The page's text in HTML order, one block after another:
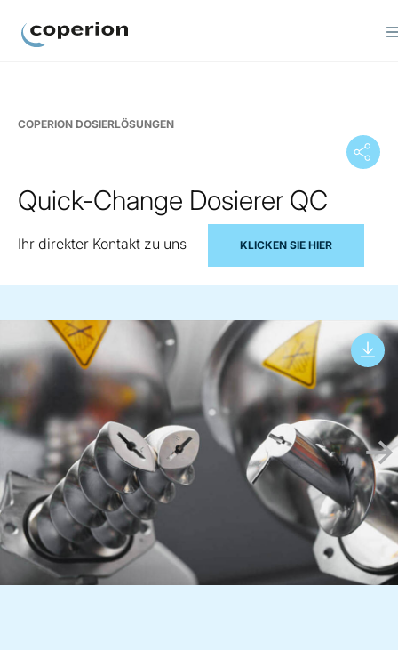
COPERION DOSIERLÖSUNGEN
Quick-Change Dosierer QC
Ihr direkter Kontakt zu uns KLICKEN SIE HIER